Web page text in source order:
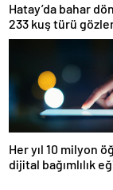
Hatay’da bahar
233 kuş türü
Her yıl 10 milyon
dijital bağımlılık